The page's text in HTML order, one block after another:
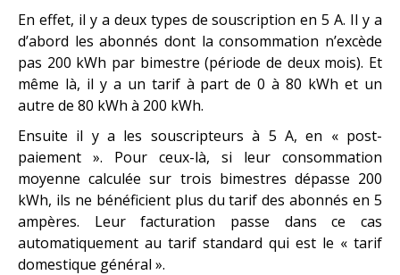
En effet, il y a deux types de souscription en 5 A. Il y a
d’abord les abonnés dont la consommation n’excède
pas 200 kWh par bimestre (période de deux mois). Et
même là, il y a un tarif à part de 0 à 80 kWh et un
autre de 80 kWh à 200 kWh.
Ensuite il y a les souscripteurs à 5 A, en « post-
paiement ». Pour ceux-là, si leur consommation
moyenne calculée sur trois bimestres dépasse 200
kWh, ils ne bénéficient plus du tarif des abonnés en 5
ampères. Leur facturation passe dans ce cas
automatiquement au tarif standard qui est le « tarif
domestique général ».